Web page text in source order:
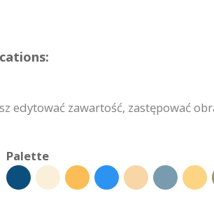
edytować zawartość, zastępować
Palette